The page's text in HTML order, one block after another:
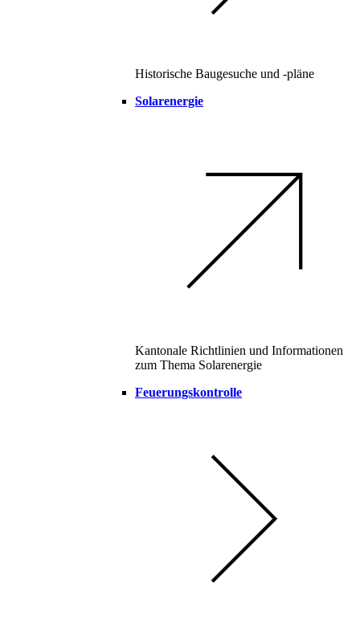
Historische Baugesuche und -pläne
Solarenergie
Kantonale Richtlinien und Informationen
zum Thema Solarenergie
Feuerungskontrolle